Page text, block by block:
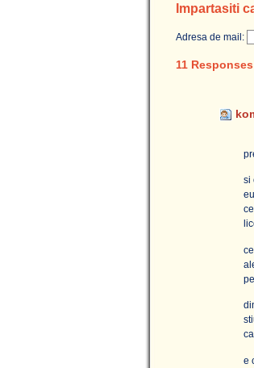
Impartasiti
Adresa de mail:
11
si
e